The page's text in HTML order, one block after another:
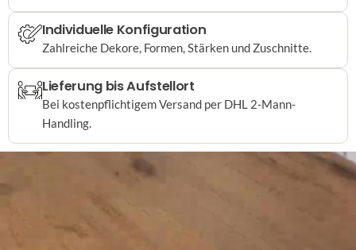
Individuelle Konfiguration
Zahlreiche Dekore, Formen, Stärken und Zuschnitte.
Lieferung bis Aufstellort
Bei kostenpflichtigem Versand per DHL 2-Mann-
Handling.